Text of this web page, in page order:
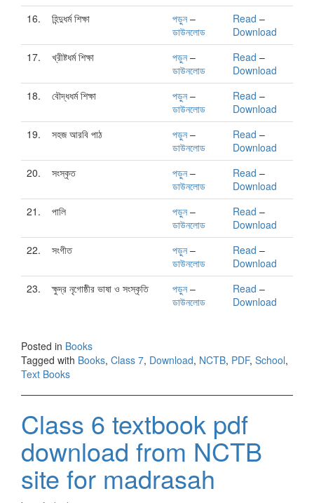
16.
হিন্দুধর্ম শিক্ষা পড়ুন–
ডাউনলোড
Read –
Download
17.
খ্রীষ্টধর্ম শিক্ষা পড়ুন–
ডাউনলোড
Read –
Download
18.
বৌদ্ধধর্ম শিক্ষা পড়ুন–
ডাউনলোড
Read –
Download
19.
সহজ আরবি পাঠ পড়ুন–
ডাউনলোড
Read –
Download
20.
সংস্কৃত পড়ুন–
ডাউনলোড
Read –
Download
21.
পালি পড়ুন–
ডাউনলোড
Read –
Download
22.
সংগীত পড়ুন–
ডাউনলোড
Read –
Download
23.
ক্ষুদ্র নৃগোষ্ঠীর ভাষা ও সংস্কৃতি পড়ুন–
ডাউনলোড
Read –
Download
Posted in Books
Tagged with Books, Class 7, Download, NCTB, PDF, School,
Text Books
Class 6 textbook pdf
download from NCTB
site for madrasah